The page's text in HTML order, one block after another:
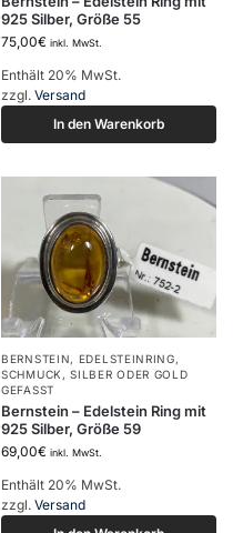
925 Silber, Größe 55
75,00€ inkl. MwSt.
Enthält 20% MwSt.
zzgl. Versand
In den Warenkorb
BERNSTEIN, EDELSTEINRING,
SCHMUCK ,SILBER ODER GOLD
GEFASST
Bernstein – Edelstein Ring mit
925 Silber, Größe 59
69,00€ inkl. MwSt.
Enthält 20% MwSt.
zzgl. Versand